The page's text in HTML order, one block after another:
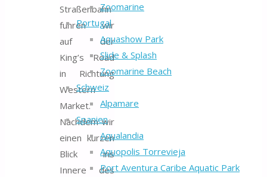
Zoomarine
Portugal
Aquashow Park
Slide & Splash
Zoomarine Beach
Schweiz
Alpamare
Spanien
Aqualandia
Aquopolis Torrevieja
Port Aventura Caribe Aquatic Park
Straßenbahn
fuhren wir
auf der
King’s Road
in Richtung
Western
Market.
Nachdem wir
einen kurzen
Blick ins
Innere des